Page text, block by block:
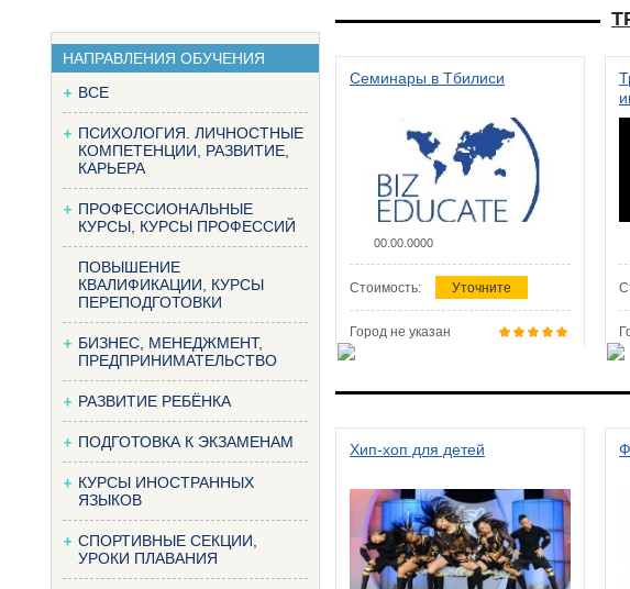
НАПРАВЛЕНИЯ ОБУЧЕНИЯ
ВСЕ
ПСИХОЛОГИЯ. ЛИЧНОСТНЫЕ
КОМПЕТЕНЦИИ, РАЗВИТИЕ,
КАРЬЕРА
ПРОФЕССИОНАЛЬНЫЕ
КУРСЫ, КУРСЫ ПРОФЕССИЙ
ПОВЫШЕНИЕ
КВАЛИФИКАЦИИ, КУРСЫ
ПЕРЕПОДГОТОВКИ
БИЗНЕС, МЕНЕДЖМЕНТ,
ПРЕДПРИНИМАТЕЛЬСТВО
РАЗВИТИЕ РЕБЁНКА
ПОДГОТОВКА К ЭКЗАМЕНАМ
КУРСЫ ИНОСТРАННЫХ
ЯЗЫКОВ
СПОРТИВНЫЕ СЕКЦИИ,
УРОКИ ПЛАВАНИЯ
Семинары в Тбилиси
00.00.0000
Стоимость: Уточните
Город не указан
Хип-хоп для детей